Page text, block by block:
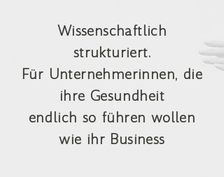
Wissenschaftlich
strukturiert.
Für Unternehmerinnen, die
ihre Gesundheit
endlich so führen wollen
wie ihr Business